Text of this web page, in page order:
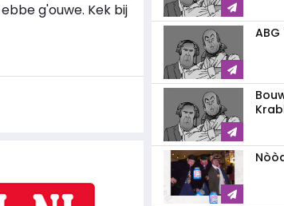
g'ouwe. Kek bij
ABG